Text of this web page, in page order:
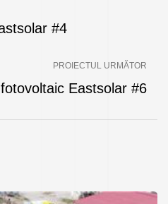
#4
PROIECTUL URMĂTOR
Eastsolar #6